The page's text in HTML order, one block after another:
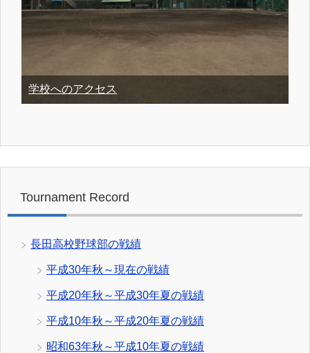
学校へのアクセス
Tournament Record
長田高校野球部の戦績
平成30年秋～現在の戦績
平成20年秋～平成30年夏の戦績
平成10年秋～平成20年夏の戦績
昭和63年秋～平成10年夏の戦績